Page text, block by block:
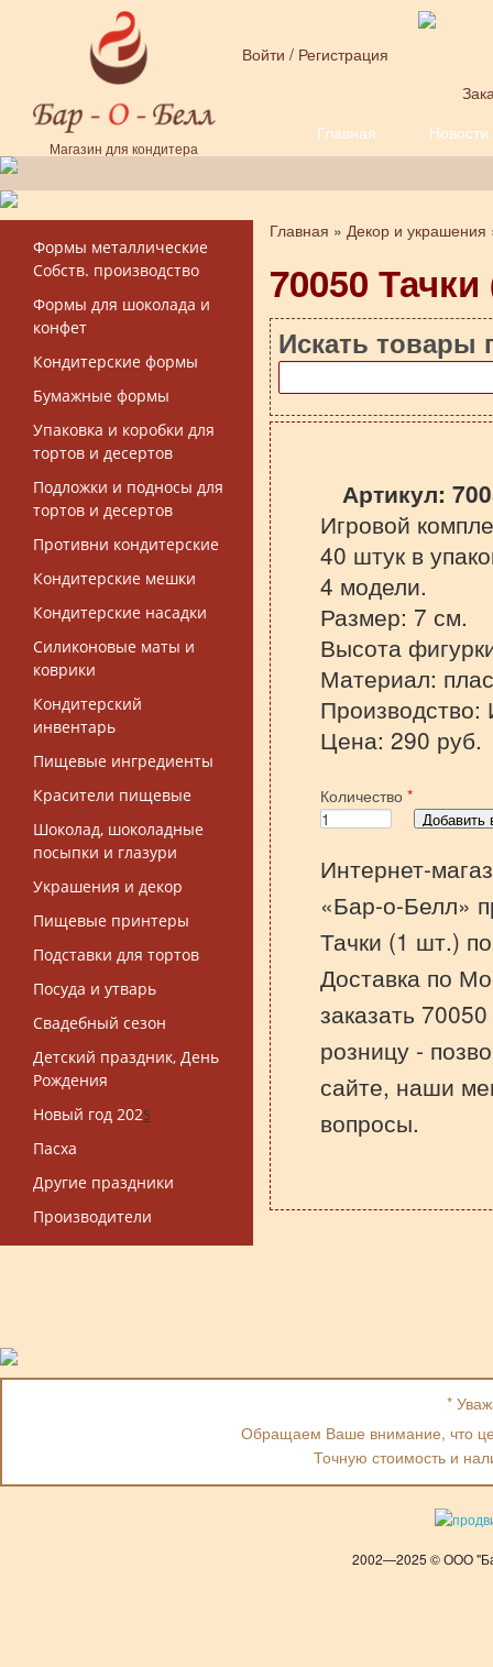
Перейти к основному содержанию
Магазин для кондитера
Войти / Регистрация
Главная
Новости
Форма поиска
Формы металлические
Собств. производство
Формы для шоколада и
конфет
Кондитерские формы
Бумажные формы
Упаковка и коробки для
тортов и десертов
Подложки и подносы для
тортов и десертов
Противни кондитерские
Кондитерские мешки
Кондитерские насадки
Силиконовые маты и
коврики
Кондитерский
инвентарь
Пищевые ингредиенты
Красители пищевые
Шоколад, шоколадные
посыпки и глазури
Украшения и декор
Пищевые принтеры
Подставки для тортов
Посуда и утварь
Свадебный сезон
Детский праздник, День
Рождения
Новый год 2025
Пасха
Другие праздники
Производители
Вы здесь
Главная » Декор и украшения
70050
Искать товары
Артикул:
Игровой
40 штук в
4 модели.
Размер: 7 см.
Высота
Материал:
Производство:
Цена: 290 руб.
Количество *
Интернет-
«Бар-о-Белл»
Тачки (1 шт.)
Доставка по
заказать
розницу -
сайте, наши
вопросы.
*
Обращаем Ваше внимание, что
Точную стоимость и
2002—2025 © ООО